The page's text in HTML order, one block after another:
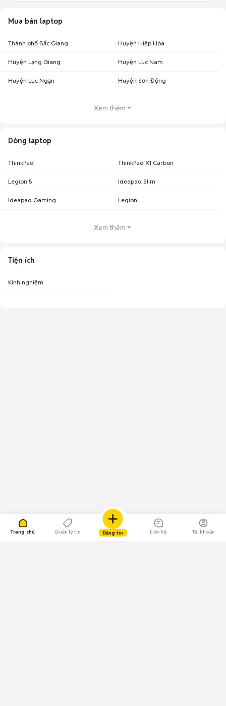
Trang chủ Quản lý tin Đăng tin Liên hệ Tài khoản
Mua bán laptop
Thành phố Bắc Giang Huyện Hiệp Hòa
Huyện Lạng Giang Huyện Lục Nam
Huyện Lục Ngạn Huyện Sơn Động
Xem thêm
Dòng laptop
ThinkPad ThinkPad X1 Carbon
Legion 5 Ideapad Slim
Ideapad Gaming Legion
Xem thêm
Tiện ích
Kinh nghiệm